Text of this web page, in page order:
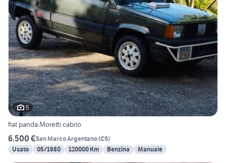
5
fiat panda Moretti cabrio
6.500 €San Marco Argentano(CS)
Usato
05/1980 120000 Km Benzina Manuale